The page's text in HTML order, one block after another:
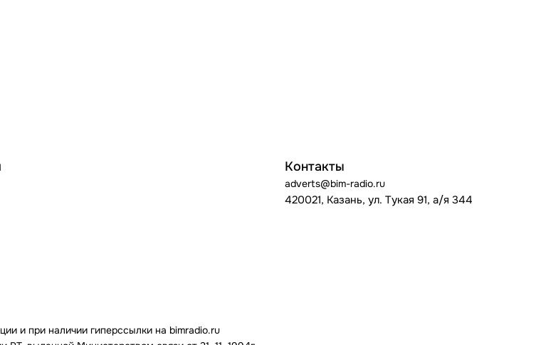
Контакты
adverts@bim-radio.ru
420021, Казань, ул. Тукая 91, а/я 344
и при наличии гиперссылки на bimradio.ru